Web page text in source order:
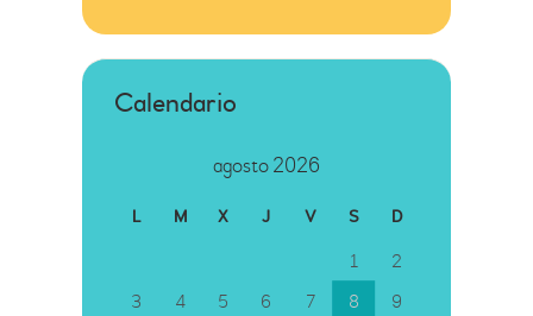
Calendario
agosto 2026
L M X J V S D
1
2
3
4 5 6 7 8
9